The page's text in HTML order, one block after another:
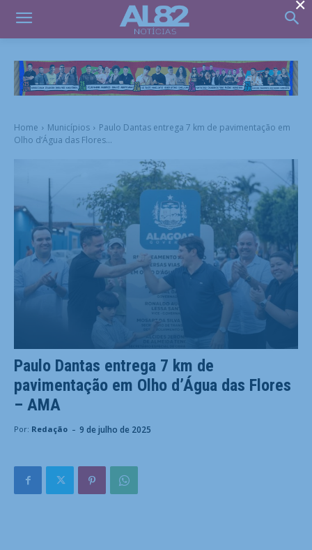
Home Municípios
Paulo Dantas entrega 7 km de pavimentação em
Olho d’Água das Flores...
Paulo Dantas entrega 7 km de
pavimentação em Olho d’Água das Flores
– AMA
Por: Redação - 9 de julho de 2025